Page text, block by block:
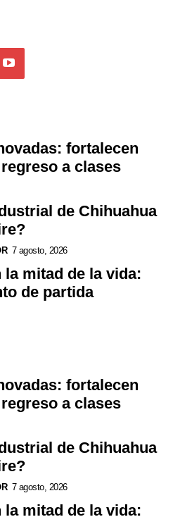
fortalecen
a clases
de Chihuahua
7 agosto, 2026
la mitad de la vida:
de partida
fortalecen
a clases
de Chihuahua
7 agosto, 2026
la mitad de la vida: